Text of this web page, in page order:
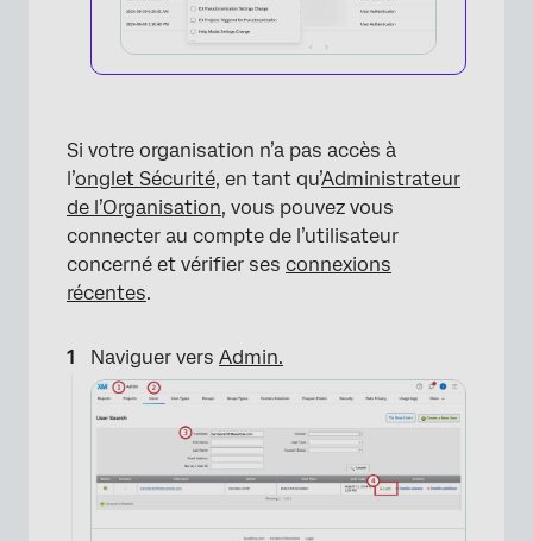
Si votre organisation n’a pas accès à
l’onglet Sécurité, en tant qu’Administrateur
de l’Organisation, vous pouvez vous
connecter au compte de l’utilisateur
concerné et vérifier ses connexions
récentes.
Naviguer vers Admin.